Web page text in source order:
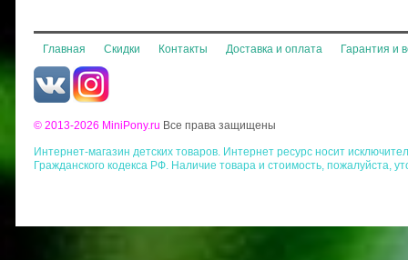
Главная Скидки Контакты Доставка и оплата Гарантия и
© 2013-2026 MiniPony.ru Все права защищены
Интернет-магазин детских товаров. Интернет ресурс носит
Гражданского кодекса РФ. Наличие товара и стоимость, пожалуйста,